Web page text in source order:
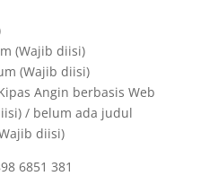
(Wajib diisi)
(Wajib diisi)
Angin berbasis Web
/ belum ada judul
diisi)
6851 381